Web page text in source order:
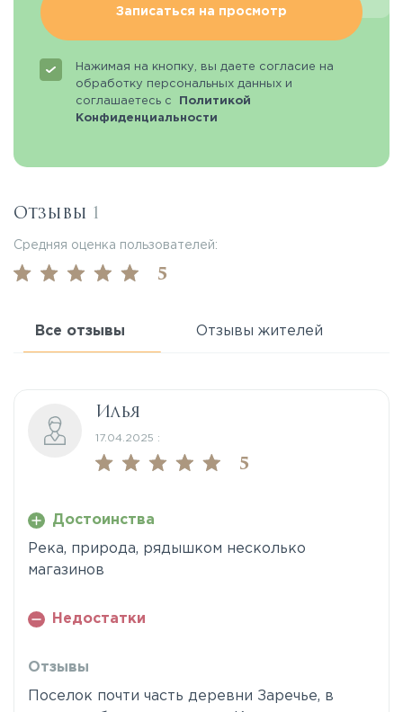
Записаться на просмотр
Нажимая на кнопку, вы даете согласие на
обработку персональных данных и
соглашаетесь с
Политикой
Конфиденциальности
Отзывы 1
Средняя оценка пользователей:
5
Все отзывы Отзывы жителей
Илья
17.04.2025 :
5
Достоинства
Река, природа, рядышком несколько
магазинов
Недостатки
Отзывы
Поселок почти часть деревни Заречье, в